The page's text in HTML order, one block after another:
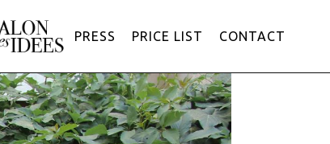
PRESS PRICE LIST CONTACT